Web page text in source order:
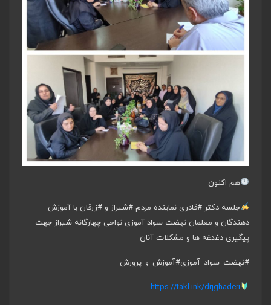
هم اکنون
جلسه دکتر #قادری نماینده مردم #شیراز و #زرقان با آموزش
دهندگان و معلمان نهضت سواد آموزی نواحی چهارگانه شیراز جهت
پیگیری دغدغه ها و مشکلات آنان
#نهضت_سواد_آموزی#آموزش_و_پرورش
https://takl.ink/drjghaderi